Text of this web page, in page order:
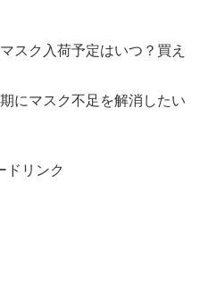
スク入荷予定はいつ？買え
にマスク不足を解消したい
ドリンク